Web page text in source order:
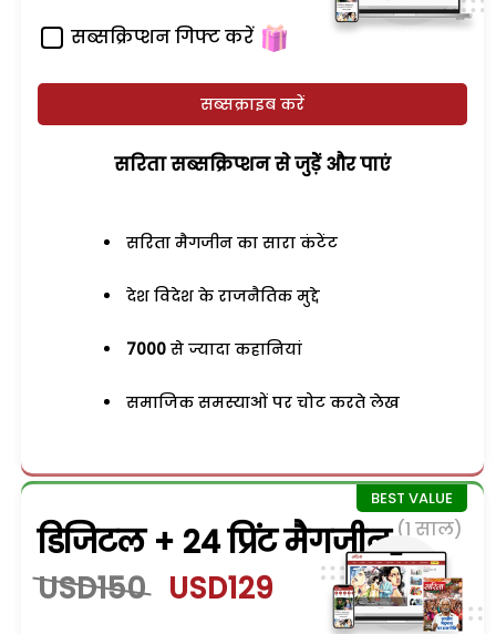
सब्सक्रिप्शन गिफ्ट करें
सब्सक्राइब करें
सरिता सब्सक्रिप्शन से जुड़ेें और पाएं
सरिता मैगजीन का सारा कंटेंट
देश विदेश के राजनैतिक मुद्दे
7000 से ज्यादा कहानियां
समाजिक समस्याओं पर चोट करते लेख
डिजिटल + 24 प्रिंट मैगजीन (1 साल)
USD150 USD129